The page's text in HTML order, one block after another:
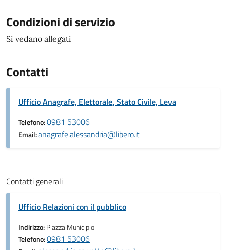
Condizioni di servizio
Si vedano allegati
Contatti
Ufficio Anagrafe, Elettorale, Stato Civile, Leva
Telefono:0981 53006
Email:anagrafe.alessandria@libero.it
Contatti generali
Ufficio Relazioni con il pubblico
Indirizzo:Piazza Municipio
Telefono:0981 53006